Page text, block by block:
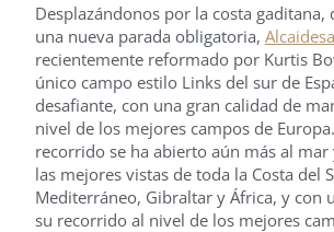
Desplazándonos por la costa gaditana,
una nueva parada obligatoria,
recientemente reformado por Kurtis
único campo estilo Links del sur de
desafiante, con una gran calidad de
nivel de los mejores campos de
recorrido se ha abierto aún más al mar
las mejores vistas de toda la Costa del
Mediterráneo, Gibraltar y África, y con
su recorrido al nivel de los mejores